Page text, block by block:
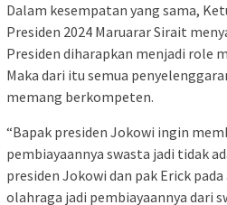
Dalam kesempatan yang sama,
Presiden 2024 Maruarar Sirait
Presiden diharapkan menjadi role
Maka dari itu semua
memang berkompeten.
“Bapak presiden Jokowi ingin
pembiayaannya swasta jadi tidak
presiden Jokowi dan pak Erick
olahraga jadi pembiayaannya dari